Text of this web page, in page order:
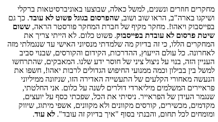
מחקרים חוזרים ונשנים, למשל כאלה, שבוצעו באוניברסיטאות ברקלי
ושיקגו בארה"ב, הראו שוב ושוב, שהפרסום בגוגל פשוט לא עובד. כך גם
בפייסבוק ויאהו!. מחקר מקיף של חברת המחקר פורסטר הראה, ששום
שיטת פרסום לא עובדת בפייסבוק. פשוט כלום. לא הייתי צריך את
המחקרים הללו, כי זה בדיוק מה שלמדתי מנסיוני האישי עד שנגמלתי מזה
לאחרונה. כל עולם הייעוץ, ההדרכות, הקידום והקורסים, שבנוי סביב
העניין הזה, בנוי על ניצול ציני של חוסר ידע שלנו. המאבקים, שהתרחשו
למשל בין בבילון וכמה ממנועי החיפוש הגדולים לרבות יאהו!, חשפו את
הנעשה מאחורי הקלעים של התעשייה האדירה הזו, שניזונה ממיליוני
פראיירים המשלמים מיליארדי דולרים לשנה על כלום. אני החלטתי,
שנגמר העידן של הפראייר. ניסיתי את הכל, שפכתי כסף על יועצים,
מקדמים, מכשירים, קורסים מקוונים ולא מקוונים, אשפי מיתוג, שיווק
ומומחים לכל תחום, והבנתי בסוף "איך בדיוק זה עובד". לא עוד.